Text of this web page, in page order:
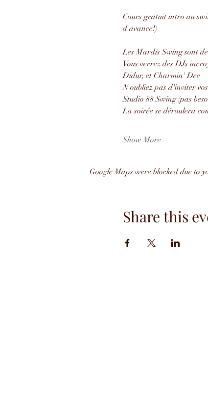
Cours gratuit intro au
d'avance!)
Les Mardis Swing sont
Vous verrez des DJs
Didur, et Charmin' Dee
N'oubliez pas d'inviter
Studio 88 Swing (pas
La soirée se déroulera
Show More
Google Maps were blocked due to
Share this